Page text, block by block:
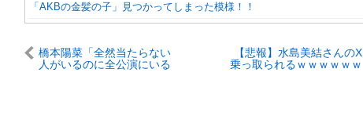
「AKBの金髪の子」見つかってしまった模様！！
橋本陽菜「全然当たらない
人がいるのに全公演にいる
【悲報】水島美結さんのX
乗っ取られるｗｗｗｗｗｗ